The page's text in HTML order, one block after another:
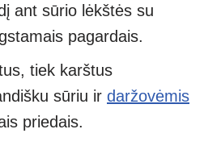
ant sūrio lėkštės su
pagardais.
tiek karštus
sūriu ir daržovėmis
priedais.